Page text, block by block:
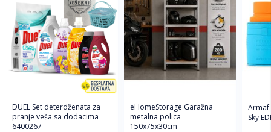
DUEL Set deterdženata za
pranje veša sa dodacima
6400267
eHomeStorage Garažna
metalna polica
150x75x30cm
Armaf
Sky